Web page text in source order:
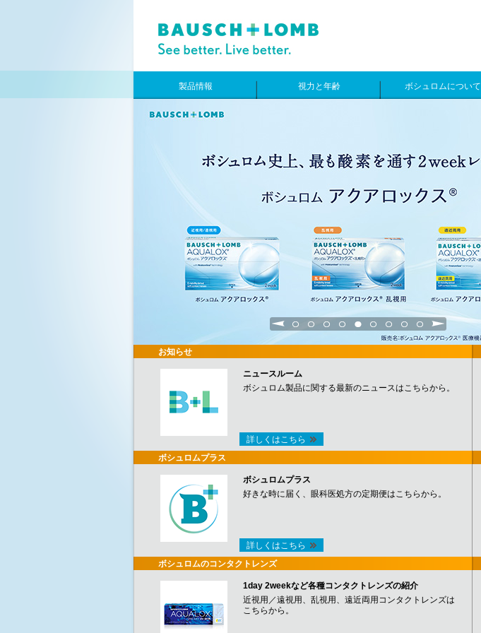
製品情報 視力と年齢 ボシュロムについて
1 2 3 4 5 6 7 8 9
お知らせ
ニュースルーム
ボシュロム製品に関する最新のニュースはこちらから。
詳しくはこちら
ボシュロムプラス
ボシュロムプラス
好きな時に届く、眼科医処方の定期便はこちらから。
詳しくはこちら
ボシュロムのコンタクトレンズ
1day 2weekなど各種コンタクトレンズの紹介
近視用／遠視用、乱視用、遠近両用コンタクトレンズは
こちらから。